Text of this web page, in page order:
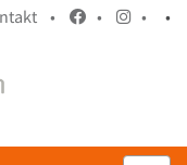
• • • •